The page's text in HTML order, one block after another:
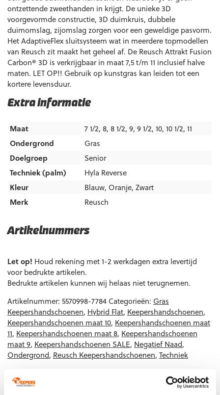
Artikelnummers
Let op! Houd rekening met 1-2 werkdagen extra levertijd
voor bedrukte artikelen.
Bedrukte artikelen kunnen wij helaas niet terugnemen.
Artikelnummer: 5570998-7784 Categorieën: Gras
Keepershandschoenen, Hybrid Flat, Keepershandschoenen,
Keepershandschoenen maat 10, Keepershandschoenen maat
11, Keepershandschoenen maat 8, Keepershandschoenen
maat 9, Keepershandschoenen SALE, Negatief Naad,
Ondergrond, Reusch Keepershandschoenen, Techniek
Extra informatie
Maat
7 1/2, 8, 8 1/2, 9, 9 1/2, 10, 10 1/2, 11
Ondergrond
Gras
Doelgroep
Senior
Techniek (palm)
Hyla Reverse
Kleur
Blauw, Oranje, Zwart
Merk
Reusch
ontzettende zweethanden in krijgt. De unieke 3D
voorgevormde constructie, 3D duimkruis, dubbele
duimomslag, zijomslag zorgen voor een geweldige pasvorm.
Het AdaptiveFlex sluitsysteem wat in meerdere topmodellen
van Reusch zit maakt het geheel af. De Reusch Attrakt Fusion
Carbon® 3D is verkrijgbaar in maat 7,5 t/m 11 inclusief halve
maten. LET OP!! Gebruik op kunstgras kan leiden tot een
kortere levensduur.